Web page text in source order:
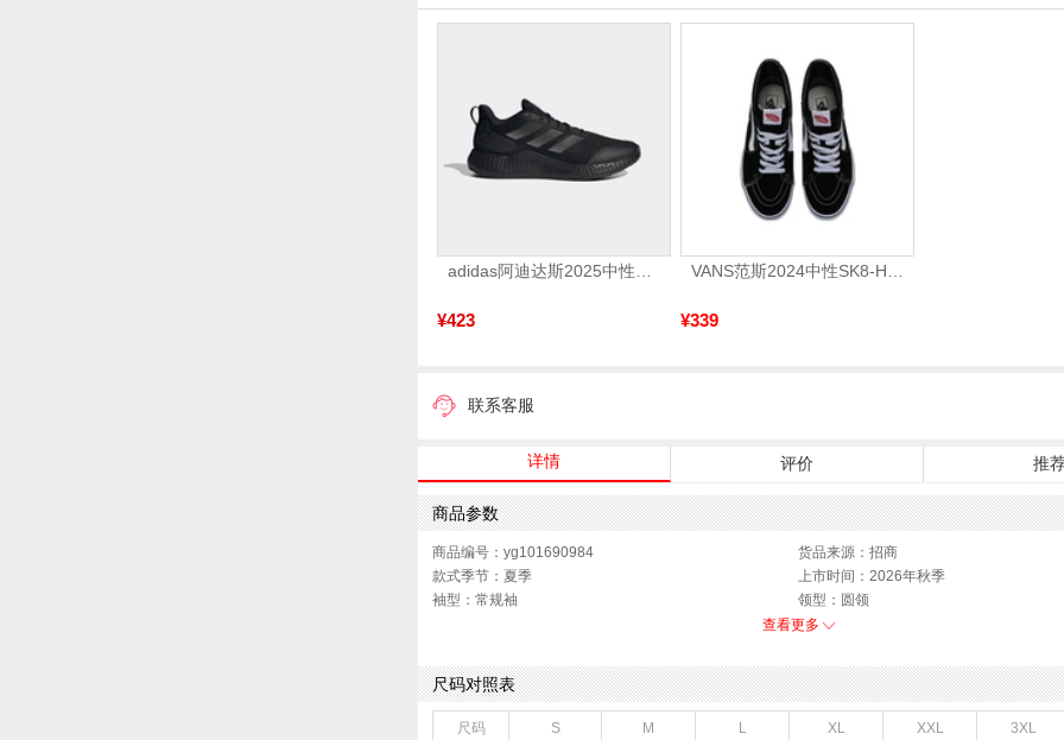
adidas阿迪达斯2025中性edge gamedaySPW FTW-跑步GW2499
¥423
VANS范斯2024中性SK8-HiCL帆布鞋/硫化鞋VN000D5IB8C
¥339
联系客服
详情 评价 推
商品参数
商品编号：yg101690984
货品来源：招商
款式季节：夏季
上市时间：2026年秋季
袖型：常规袖
领型：圆领
运动款式：短袖T恤
查看更多
尺码对照表
尺码 S M L XL XXL 3XL